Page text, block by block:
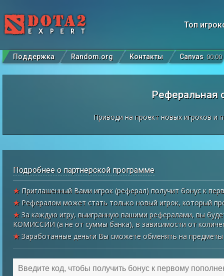
Топ
Поддержка Random.org Контакты Canvas 00:00
Реферальная
Приводи на проект новых игроков и
Подробнее о партнерской программе
★Приглашенный Вами игрок (реферал) получит бонус к
★Рефералом может стать только новый игрок, который
★За каждую игру, выигранную вашими рефералами, вы
КОМИССИИ (а не от суммы банка), в зависимости от
★Заработанные деньги Вы сможете обменять на предметы